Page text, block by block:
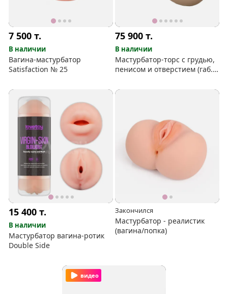
7 500т.
В наличии
Вагина-мастурбатор
Satisfaction № 25
75 900т.
В наличии
Мастурбатор-торс с грудью,
пенисом и отверстием (габ.
15 400т.
В наличии
Мастурбатор вагина-ротик
Double Side
Закончился
Мастурбатор - реалистик
(вагина/попка)
видео